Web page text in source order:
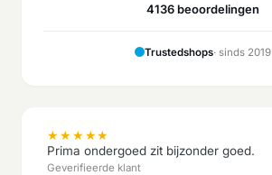
4136 beoordelingen
Trustedshops· sinds 2019
★★★★★
Prima ondergoed zit bijzonder goed.
Geverifieerde klant